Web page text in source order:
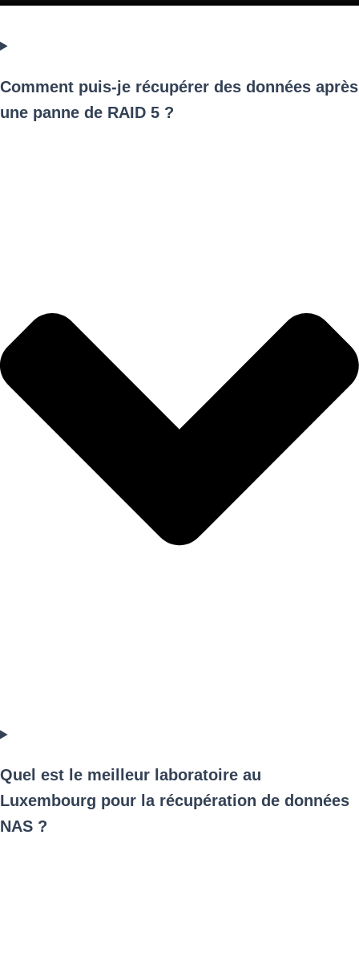
Comment puis-je récupérer des données après
une panne de RAID 5 ?
Quel est le meilleur laboratoire au
Luxembourg pour la récupération de données
NAS ?